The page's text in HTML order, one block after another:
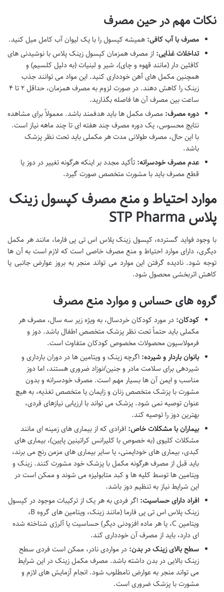
نکات مهم در حین مصرف
مصرف با آب کافی: همیشه کپسول را با یک لیوان آب کامل میل کنید.
تداخلات غذایی: از مصرف همزمان کپسول زینک پلاس با نوشیدنی های
کافئین دار (مانند قهوه و چای)، شیر و لبنیات (به دلیل کلسیم) و
همچنین مکمل های آهن خودداری کنید. این مواد می توانند جذب
زینک را کاهش دهند. در صورت لزوم به مصرف همزمان، حداقل ۲ تا ۴
ساعت بین مصرف آن ها فاصله بگذارید.
دوره مصرف: مصرف مکمل ها باید هدفمند باشد. معمولاً برای مشاهده
نتایج محسوس، یک دوره مصرف چند هفته ای تا چند ماهه نیاز است.
با این حال، مصرف طولانی مدت هر مکملی باید تحت نظر پزشک
باشد.
عدم مصرف خودسرانه: تأکید مجدد بر اینکه هرگونه تغییر در دوز یا
قطع مصرف باید با مشورت متخصص صورت گیرد.
موارد احتیاط و منع مصرف کپسول زینک
پلاس STP Pharma
با وجود فواید گسترده، کپسول زینک پلاس اس تی پی فارما، مانند هر مکمل
دیگری، دارای موارد احتیاط و منع مصرف خاصی است که لازم است به آن ها
توجه شود. نادیده گرفتن این موارد می تواند منجر به بروز عوارض جانبی یا
کاهش اثربخشی محصول شود.
گروه های حساس و موارد منع مصرف
کودکان: در مورد کودکان خردسال، به ویژه زیر سه سال، مصرف هر
مکملی باید حتماً تحت نظر پزشک متخصص اطفال باشد. دوز و
فرمولاسیون محصولات مخصوص کودکان متفاوت است.
بانوان باردار و شیرده: اگرچه زینک و ویتامین ها در دوران بارداری و
شیردهی برای سلامت مادر و جنین/نوزاد ضروری هستند، اما دوز
مناسب و ایمن آن ها بسیار مهم است. مصرف خودسرانه و بدون
مشورت با پزشک متخصص زنان و زایمان یا متخصص تغذیه، به هیچ
عنوان توصیه نمی شود. پزشک می تواند با ارزیابی نیازهای فردی،
بهترین دوز را توصیه کند.
بیماران با مشکلات خاص: افرادی که از بیماری های زمینه ای مانند
مشکلات کلیوی (به خصوص با کلیرانس کراتینین پایین)، بیماری های
کبدی، بیماری های خودایمنی، یا سایر بیماری های مزمن رنج می برند،
باید قبل از مصرف هرگونه مکمل با پزشک خود مشورت کنند. زینک و
ویتامین ها توسط کلیه ها و کبد متابولیزه می شوند و ممکن است در
این شرایط نیاز به تنظیم دوز باشد.
افراد دارای حساسیت: اگر فردی به هر یک از ترکیبات موجود در کپسول
زینک پلاس اس تی پی فارما (مانند زینک، ویتامین های گروه B،
ویتامین C، یا هر ماده افزودنی دیگر) حساسیت یا آلرژی شناخته شده
ای دارد، باید از مصرف آن خودداری کند.
سطح بالای زینک در بدن: در مواردی نادر، ممکن است فردی سطح
زینک بالایی در بدن داشته باشد. مصرف مکمل زینک در این شرایط
می تواند منجر به عوارض نامطلوب شود. انجام آزمایش های لازم و
مشورت با پزشک ضروری است.